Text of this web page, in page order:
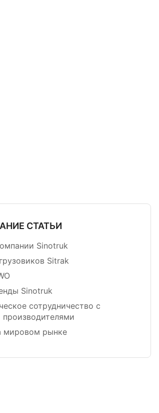
СТАТЬИ
Sinotruk
Sitrak
Sinotruk
сотрудничество с
мировом рынке